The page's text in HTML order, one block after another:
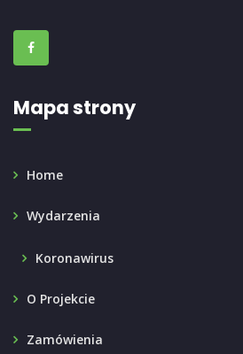
Mapa strony
Home
Wydarzenia
Koronawirus
O Projekcie
Zamówienia